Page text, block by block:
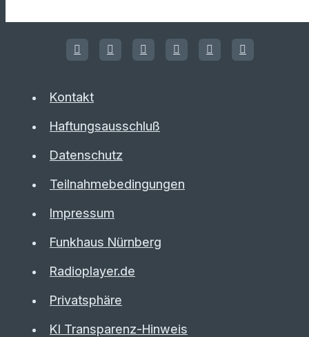
Kontakt
Haftungsausschluß
Datenschutz
Teilnahmebedingungen
Impressum
Funkhaus Nürnberg
Radioplayer.de
Privatsphäre
KI Transparenz-Hinweis